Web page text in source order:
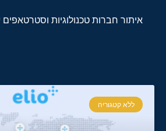
איתור חברות טכנולוגיות
ללא קטגוריה